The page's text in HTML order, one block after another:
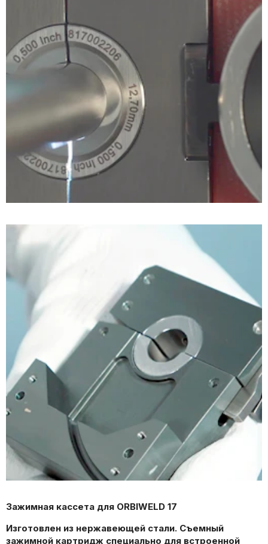
Зажимная кассета для ORBIWELD 17
Изготовлен из нержавеющей стали. Съемный
зажимной картридж специально для встроенной